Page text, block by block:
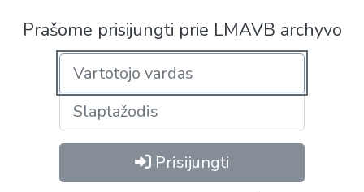
Prašome prisijungti prie LMAVB archyvo
Prisijungti